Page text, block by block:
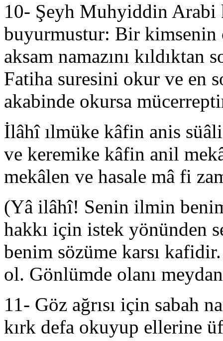
10- Şeyh Muhyiddin Arabi
buyurmustur: Bir
aksam namazını
Fatiha suresini okur ve en
akabinde okursa
İlâhî ılmüke kâfin anis
ve keremike kâfin anil
mekâlen ve hasale mâ fi
(Yâ ilâhî! Senin ilmin
hakkı için istek yönünden
benim sözüme karsı
ol. Gönlümde olanı
11- Göz ağrısı için sabah
kırk defa okuyup ellerine